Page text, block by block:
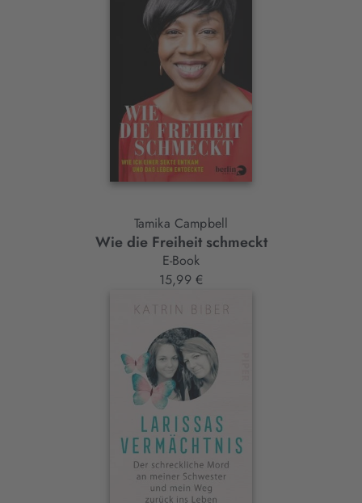
Tamika Campbell
Wie die Freiheit schmeckt
E-Book
15,99 €